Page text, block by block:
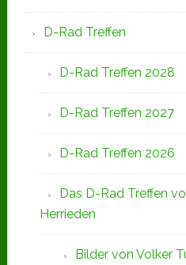
D-Rad Treffen
D-Rad Treffen 2028
D-Rad Treffen 2027
D-Rad Treffen 2026
Das D-Rad Treffen
Herrieden
Bilder von Volker